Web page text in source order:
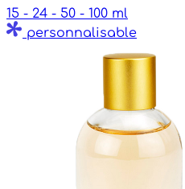
15 - 24 - 50 - 100 ml
personnalisable